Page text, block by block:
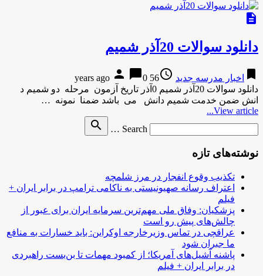
description
دانلود سوالات 20آذر شمیم
bookmark اخبار مدرسه جدید access_time
56 years ago
person chat_bubble0
دانلود سوالات 20آذر شمیم 0آذر تاریخ آزمون مرحله دو شمیم د
انش ضمن خدمت شمیم دانش می باشد ضمنا نمونه …
View article...
Search …
search
نوشته‌های تازه
تکذیب وقوع انفجار در مرز شلمچه
اعتراف رسانه صهیونیستی به ناکامی ترامپ در برابر ایران +
فیلم
پزشکیان: وفاق ملی مهم‌ترین سرمایه ایران برای عبور از
چالش‌های پیش رو است
عراقچی در تماس وزیرخارجه اوکراین: باید خسارات به منافع
ما جبران شود
پاشنه آشیل‌های آمریکا؛ از کمبود مهمات تا بن‌بست راهبردی
در برابر ایران + فیلم